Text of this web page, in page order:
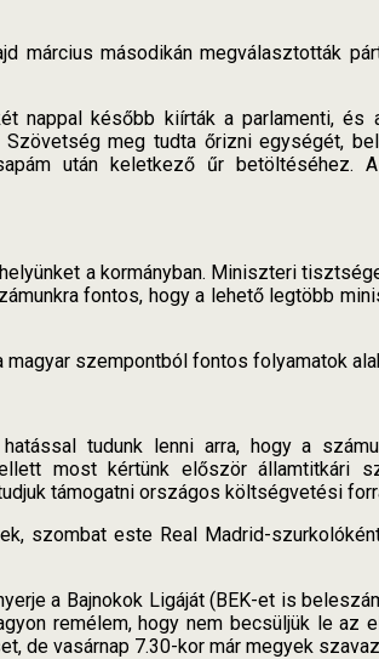
március másodikán megválasztották
nappal később kiírták a parlamenti, és
meg tudta őrizni egységét,
után keletkező űr betöltéséhez.
a kormányban. Miniszteri
fontos, hogy a lehető legtöbb
szempontból fontos folyamatok
tudunk lenni arra, hogy a
most kértünk először államtitkári
támogatni országos költségvetési
szombat este Real Madrid-
a Bajnokok Ligáját (BEK-et is
remélem, hogy nem becsüljük le az
de vasárnap 7.30-kor már megyek